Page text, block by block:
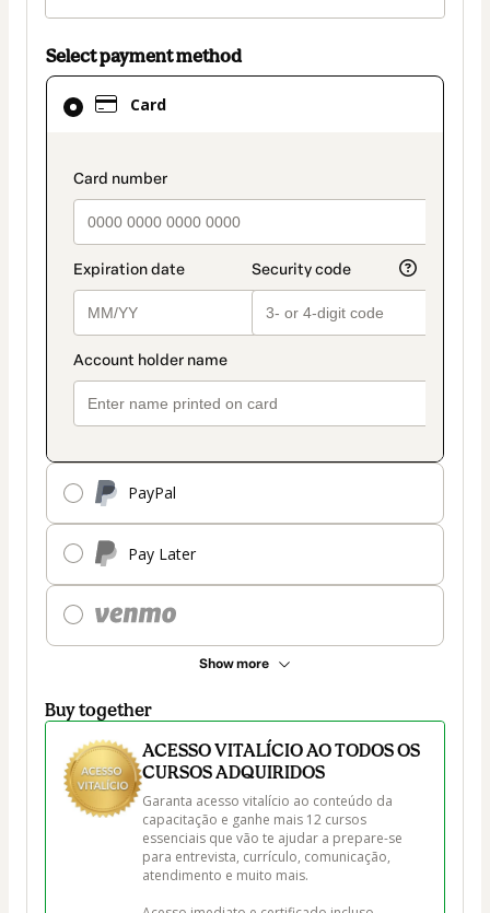
Select payment method
Card
payment_data.section_title_v2
PayPal
Pay Later
Show more
Card
selected
method
Buy together
ACESSO VITALÍCIO AO TODOS OS
CURSOS ADQUIRIDOS
Garanta acesso vitalício ao conteúdo da
capacitação e ganhe mais 12 cursos
essenciais que vão te ajudar a prepare-se
para entrevista, currículo, comunicação,
atendimento e muito mais.